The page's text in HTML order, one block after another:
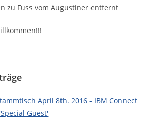
zu Fuss vom Augustiner entfernt
April 8th. 2016 - IBM Connect
Guest'